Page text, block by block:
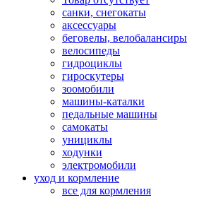
санки, снегокаты
аксессуары
беговелы, велобалансиры
велосипеды
гидроциклы
гироскутеры
зоомобили
машины-каталки
педальные машины
самокаты
унициклы
ходунки
электромобили
уход и кормление
все для кормления